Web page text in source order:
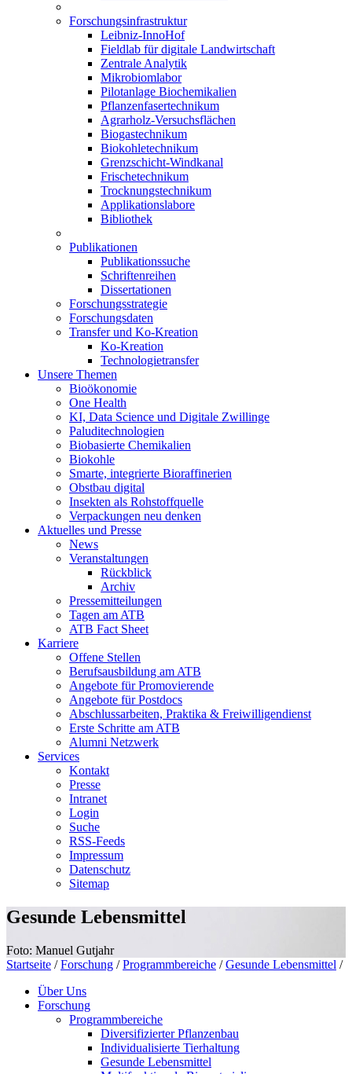
Forschungsinfrastruktur
Leibniz-InnoHof
Fieldlab für digitale Landwirtschaft
Zentrale Analytik
Mikrobiomlabor
Pilotanlage Biochemikalien
Pflanzenfasertechnikum
Agrarholz-Versuchsflächen
Biogastechnikum
Biokohletechnikum
Grenzschicht-Windkanal
Frischetechnikum
Trocknungstechnikum
Applikationslabore
Bibliothek
Publikationen
Publikationssuche
Schriftenreihen
Dissertationen
Forschungsstrategie
Forschungsdaten
Transfer und Ko-Kreation
Ko-Kreation
Technologietransfer
Unsere Themen
Bioökonomie
One Health
KI, Data Science und Digitale Zwillinge
Paluditechnologien
Biobasierte Chemikalien
Biokohle
Smarte, integrierte Bioraffinerien
Obstbau digital
Insekten als Rohstoffquelle
Verpackungen neu denken
Aktuelles und Presse
News
Veranstaltungen
Rückblick
Archiv
Pressemitteilungen
Tagen am ATB
ATB Fact Sheet
Karriere
Offene Stellen
Berufsausbildung am ATB
Angebote für Promovierende
Angebote für Postdocs
Abschlussarbeiten, Praktika & Freiwilligendienst
Erste Schritte am ATB
Alumni Netzwerk
Services
Kontakt
Presse
Intranet
Login
Suche
RSS-Feeds
Impressum
Datenschutz
Sitemap
Gesunde Lebensmittel
Foto: Manuel Gutjahr
Startseite / Forschung / Programmbereiche / Gesunde Lebensmittel /
Über Uns
Forschung
Programmbereiche
Diversifizierter Pflanzenbau
Individualisierte Tierhaltung
Gesunde Lebensmittel